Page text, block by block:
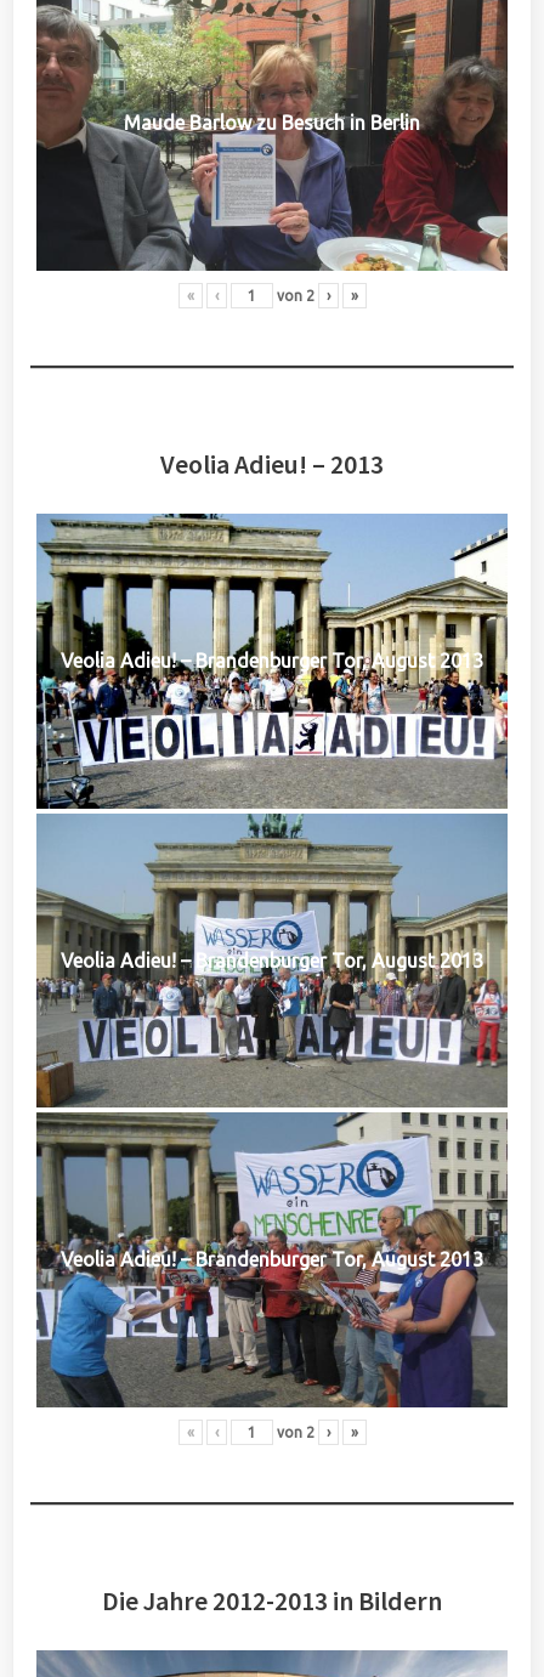
Maude Barlow zu Besuch in Berlin
« ‹ von 2 › »
Veolia Adieu! – 2013
Veolia Adieu! – Brandenburger Tor, August 2013
Veolia Adieu! – Brandenburger Tor, August 2013
Veolia Adieu! – Brandenburger Tor, August 2013
« ‹ von 2 › »
Die Jahre 2012-2013 in Bildern